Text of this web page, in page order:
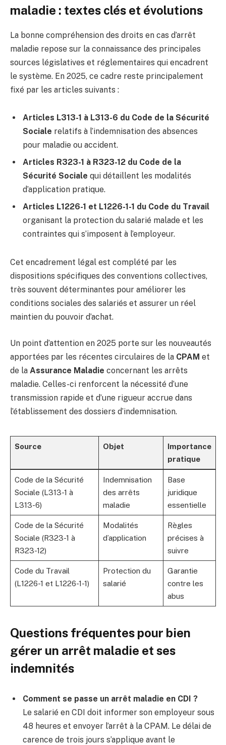
maladie : textes clés et évolutions
La bonne compréhension des droits en cas d’arrêt
maladie repose sur la connaissance des principales
sources législatives et réglementaires qui encadrent
le système. En 2025, ce cadre reste principalement
fixé par les articles suivants :
Articles L313-1 à L313-6 du Code de la Sécurité
Sociale relatifs à l’indemnisation des absences
pour maladie ou accident.
Articles R323-1 à R323-12 du Code de la
Sécurité Sociale qui détaillent les modalités
d’application pratique.
Articles L1226-1 et L1226-1-1 du Code du Travail
organisant la protection du salarié malade et les
contraintes qui s’imposent à l’employeur.
Cet encadrement légal est complété par les
dispositions spécifiques des conventions collectives,
très souvent déterminantes pour améliorer les
conditions sociales des salariés et assurer un réel
maintien du pouvoir d’achat.
Un point d’attention en 2025 porte sur les nouveautés
apportées par les récentes circulaires de la CPAM et
de la Assurance Maladie concernant les arrêts
maladie. Celles-ci renforcent la nécessité d’une
transmission rapide et d’une rigueur accrue dans
l’établissement des dossiers d’indemnisation.
Source Objet
Importance
pratique
Code de la Sécurité
Sociale (L313-1 à
L313-6)
Indemnisation
des arrêts
maladie
Base
juridique
essentielle
Code de la Sécurité
Sociale (R323-1 à
R323-12)
Modalités
d’application
Règles
précises à
suivre
Code du Travail
(L1226-1 et L1226-1-1)
Protection du
salarié
Garantie
contre les
abus
Questions fréquentes pour bien
gérer un arrêt maladie et ses
indemnités
Comment se passe un arrêt maladie en CDI ?
Le salarié en CDI doit informer son employeur sous
48 heures et envoyer l’arrêt à la CPAM. Le délai de
carence de trois jours s’applique avant le